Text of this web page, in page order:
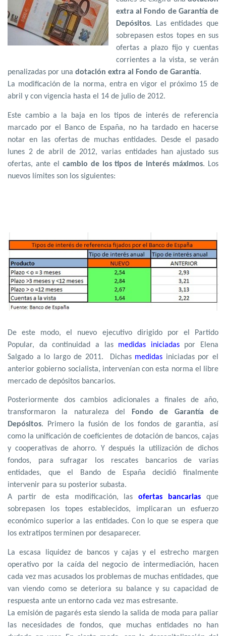
extra al Fondo de Garantía de
Depósitos. Las entidades que
sobrepasen estos topes en sus
ofertas a plazo fijo y cuentas
corrientes a la vista, se verán
penalizadas por una dotación extra al Fondo de Garantía.
La modificación de la norma, entra en vigor el próximo 15 de
abril y con vigencia hasta el 14 de julio de 2012.
Este cambio a la baja en los tipos de interés de referencia
marcado por el Banco de España, no ha tardado en hacerse
notar en las ofertas de muchas entidades. Desde el pasado
lunes 2 de abril de 2012, varias entidades han ajustado sus
ofertas, ante el cambio de los tipos de interés máximos. Los
nuevos límites son los siguientes:
De este modo, el nuevo ejecutivo dirigido por el Partido
Popular, da continuidad a las medidas iniciadaspor Elena
Salgado a lo largo de 2011. Dichas medidas iniciadas por el
anterior gobierno socialista, intervenían con esta norma el libre
mercado de depósitos bancarios.
Posteriormente dos cambios adicionales a finales de año,
transformaron la naturaleza del Fondo de Garantía de
Depósitos. Primero la fusión de los fondos de garantía, así
como la unificación de coeficientes de dotación de bancos, cajas
y cooperativas de ahorro. Y después la utilización de dichos
fondos, para sufragar los rescates bancarios de varias
entidades, que el Bando de España decidió finalmente
intervenir para su posterior subasta.
A partir de esta modificación, lasofertas bancarias que
sobrepasen los topes establecidos, implicaran un esfuerzo
económico superior a las entidades. Con lo que se espera que
los extratipos terminen por desaparecer.
La escasa liquidez de bancos y cajas y el estrecho margen
operativo por la caída del negocio de intermediación, hacen
cada vez mas acusados los problemas de muchas entidades, que
van viendo como se deteriora su balance y su capacidad de
respuesta ante un entorno cada vez mas estresante.
La emisión de pagarés esta siendo la salida de moda para paliar
las necesidades de fondos, que muchas entidades no han